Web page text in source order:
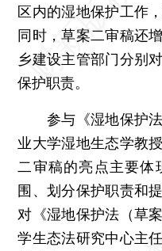
区内的湿地保护工作
同时，草案二审稿还
乡建设主管部门分别
保护职责。
参与《湿地保护法
业大学湿地生态学教
二审稿的亮点主要体
围、划分保护职责和
对《湿地保护法（草
学生态法研究中心主